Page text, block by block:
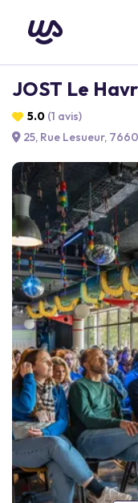
JOST Le
5.0 (1 avis)
25, Rue Lesueur,